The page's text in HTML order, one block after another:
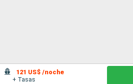
121 US$ /noche
+ Tasas